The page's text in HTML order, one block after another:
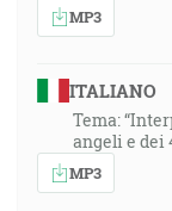
MP3
ITALIANO
Tema:
angeli e dei
MP3